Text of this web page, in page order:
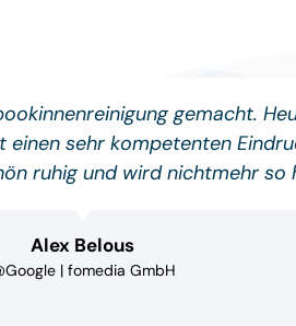
gemacht.
einen sehr kompetenten
ruhig und wird nichtmehr so
Alex Belous
| fomedia GmbH